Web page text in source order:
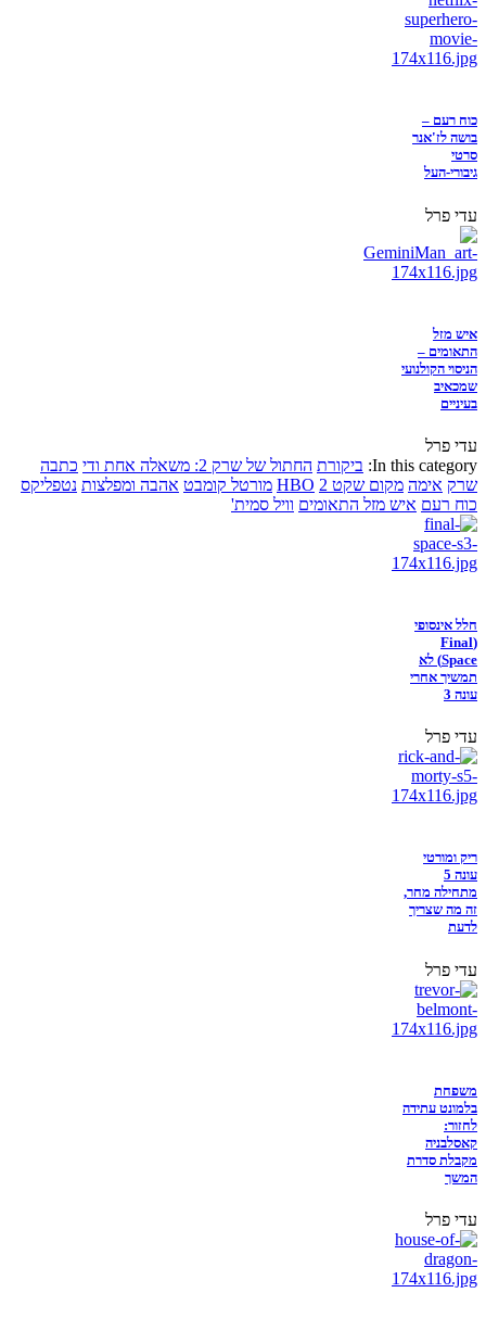
כוח רעם –
בושה לז'אנר
סרטי
גיבורי-העל
עדי פרל
איש מזל
התאומים –
הניסוי הקולנועי
שמכאיב
בעיניים
עדי פרל
In this category: ביקורת החתול של שרק 2: משאלה אחת ודי
כתבה
שרק אימה מקום שקט 2 HBO מורטל קומבט אהבה ומפלצות נטפליקס
כוח רעם איש מזל התאומים וויל סמית'
חלל אינסופי
(Final
Space) לא
תמשיך אחרי
עונה 3
עדי פרל
ריק ומורטי
עונה 5
מתחילה מחר,
זה מה שצריך
לדעת
עדי פרל
משפחת
בלמונט עתידה
לחזור:
קאסלבניה
מקבלת סדרת
המשך
עדי פרל